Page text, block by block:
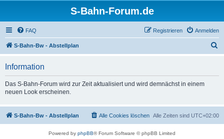
S-Bahn-Forum.de
FAQ Anmelden
Registrieren
S-Bahn-Bw - Abstellplan
Information
Das S-Bahn-Forum wird zur Zeit aktualisiert und wird demnächst in einem
neuen Look erscheinen.
S-Bahn-Bw - Abstellplan Alle Zeiten sind UTC+02:00
Alle Cookies löschen
Powered by phpBB® Forum Software © phpBB Limited